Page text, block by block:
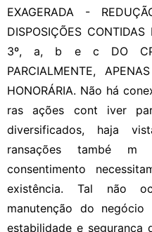
EXAGERADA -
DISPOSIÇÕES
3º, a, b e c DO CPC
PARCIALMENTE,
HONORÁRIA. Não há
ras ações cont iver
diversificados, haja
ransações també
consentimento
existência. Tal não
manutenção do
estabilidade e segurança